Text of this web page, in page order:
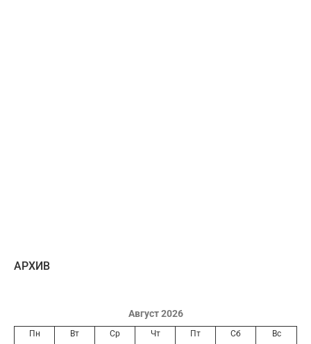
AРХИВ
Август 2026
Пн Вт Ср Чт Пт Сб Вс